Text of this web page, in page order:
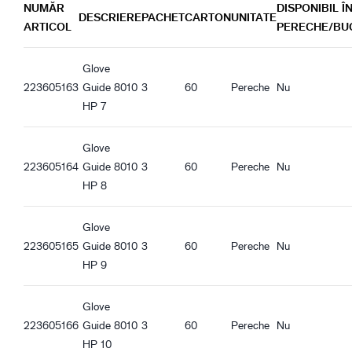
Caracteristici de protecție
Co-branding
Guide GTX
Fără latex natural
Compatibil REACH
Caracteristici ergonomice
Potrivire mulată
Respirabil
Guide 8010_de-DE_Productsheet.pdf
Guide 8010_es-ES_Productsheet.pdf
Guide 8010_fr-FR_Productsheet.pdf
Guide 8010_pl-PL_Productsheet.pdf
Guide 8010_ro-RO_Productsheet.pdf
Guide 8010_hu-HU_Productsheet.pdf
Guide 8010_et-EE_Productsheet.pdf
NUMĂR
ARTICOL
DESCRIEREPACHETCARTONUNITATE
DISPONIBIL ÎN
PERECHE/
223605163
Glove
Guide 8010
HP 7
3 60 Pereche Nu
223605164
Glove
Guide 8010
HP 8
3 60 Pereche Nu
223605165
Glove
Guide 8010
HP 9
3 60 Pereche Nu
223605166
Glove
Guide 8010
HP 10
3 60 Pereche Nu